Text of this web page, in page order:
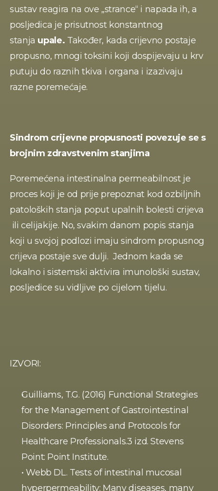
sustav reagira na ove „strance“ i napada ih, a
posljedica je prisutnost konstantnog
stanja upale. Također, kada crijevno postaje
propusno, mnogi toksini koji dospijevaju u krv
putuju do raznih tkiva i organa i izazivaju
razne poremećaje.
Sindrom crijevne propusnosti povezuje se s
brojnim zdravstvenim stanjima
Poremećena intestinalna permeabilnost je
proces koji je od prije prepoznat kod ozbiljnih
patoloških stanja poput upalnih bolesti crijeva
ili celijakije. No, svakim danom popis stanja
koji u svojoj podlozi imaju sindrom propusnog
crijeva postaje sve dulji.  Jednom kada se
lokalno i sistemski aktivira imunološki sustav,
posljedice su vidljive po cijelom tijelu.
IZVORI:
Guilliams, T.G. (2016) Functional Strategies
for the Management of Gastrointestinal
Disorders: Principles and Protocols for
Healthcare Professionals.3 izd. Stevens
Point: Point Institute.
• Webb DL. Tests of intestinal mucosal
hyperpermeability: Many diseases, many